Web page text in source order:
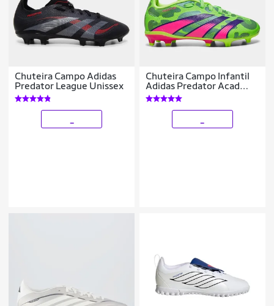
Chuteira Campo Adidas
Predator League Unissex
Chuteira Campo Infantil
Adidas Predator Acad
Low